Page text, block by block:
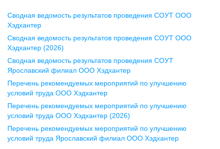
Воронеж
ул. Комиссаржевской, д. 10,
офис 1212
+7 473 280-05-05
pr@vrn.hh.ru
ул. Спартаковская, д. 2А, этаж 3,
помещение 15
+7 843 212-12-50
Сводная ведомость результатов проведения СОУТ ООО
Хэдхантер
Сводная ведомость результатов проведения СОУТ ООО
Хэдхантер (2026)
Сводная ведомость результатов проведения СОУТ
Ярославский филиал ООО Хэдхантер
Перечень рекомендуемых мероприятий по улучшению
условий труда ООО Хэдхантер
Перечень рекомендуемых мероприятий по улучшению
условий труда ООО Хэдхантер (2026)
Перечень рекомендуемых мероприятий по улучшению
условий труда Ярославский филиал ООО Хэдхантер